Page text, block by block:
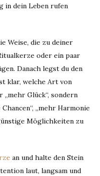
in dein Leben rufen
Weise, die zu deiner
oder ein paar
Danach legst du den
klar, welche Art von
Glück“, sondern
„mehr Harmonie
Möglichkeiten zu
an und halte den Stein
laut, langsam und